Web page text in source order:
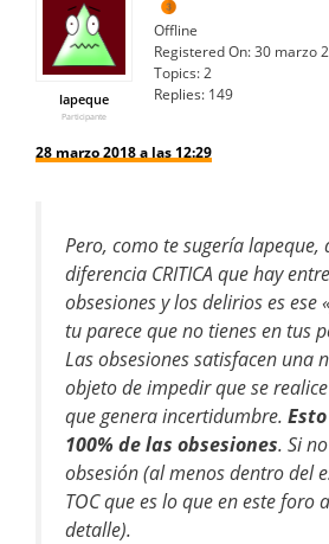
lapeque
Participante
Offline
Registered On:30 marzo
Topics:2
Replies: 149
28 marzo 2018 a las 12:29
Pero, como te sugería lapeque,
diferencia CRITICA que hay
obsesiones y los delirios es ese «
tu parece que no tienes en tus
Las obsesiones satisfacen una
objeto de impedir que se
que genera incertidumbre.
100% de las obsesiones. Si
obsesión (al menos dentro del
TOC que es lo que en este foro
detalle).